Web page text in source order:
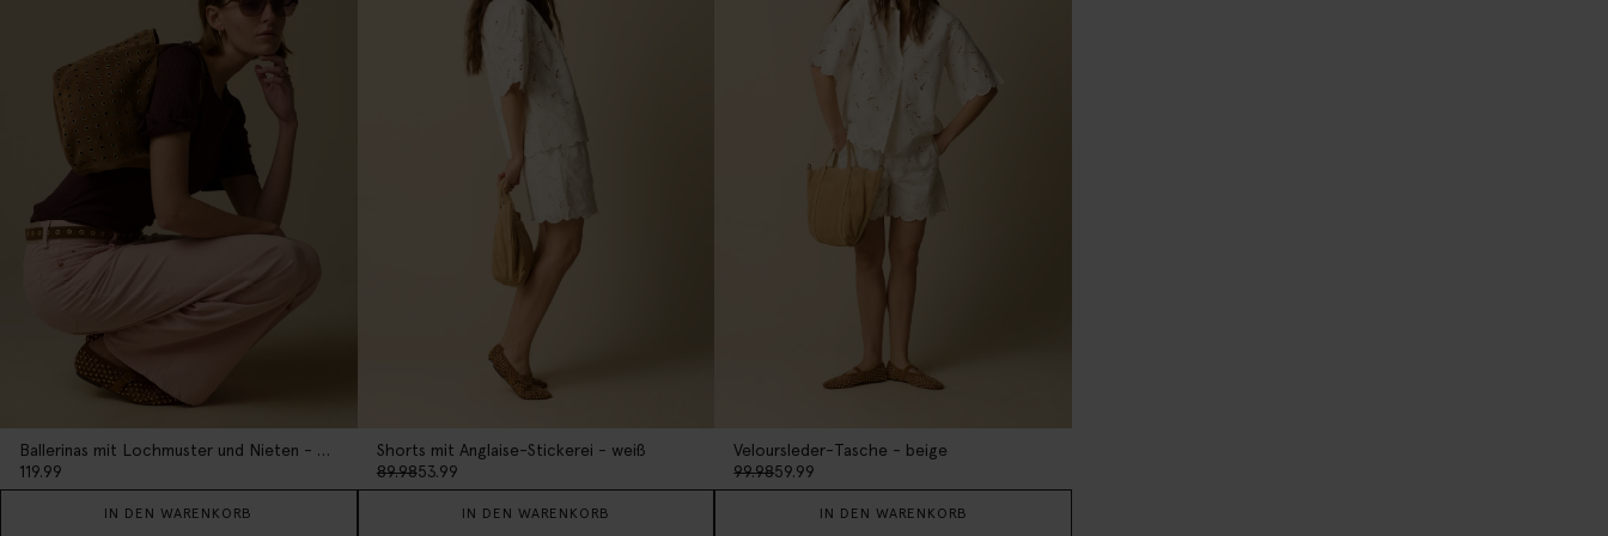
Ballerinas mit Lochmuster und Nieten - braun
119.99
IN DEN WARENKORB
Shorts mit Anglaise-Stickerei - weiß
89.9853.99
IN DEN WARENKORB
Veloursleder-Tasche - beige
99.9859.99
IN DEN WARENKORB